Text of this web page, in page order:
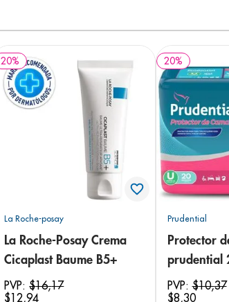
20%
La Roche-posay
La Roche-Posay Crema
Cicaplast Baume B5+
PVP:$16,17
$12,94
20%
Prudential
Protector
prudential
PVP:$10,37
$8,30